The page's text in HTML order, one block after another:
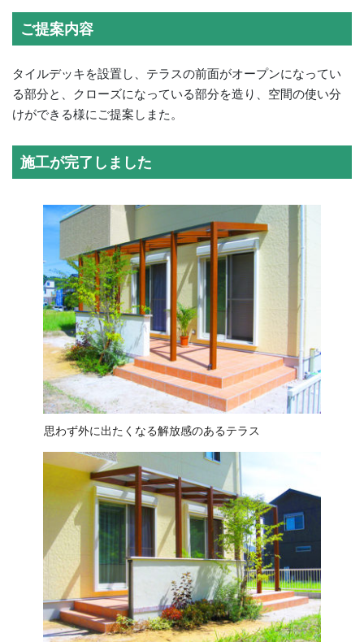
ご提案内容
タイルデッキを設置し、テラスの前面がオープンになってい
る部分と、クローズになっている部分を造り、空間の使い分
けができる様にご提案しまた。
施工が完了しました
思わず外に出たくなる解放感のあるテラス